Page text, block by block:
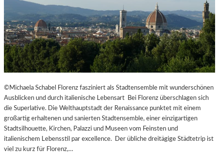
©Michaela Schabel Florenz fasziniert als Stadtensemble mit wunderschönen
Ausblicken und durch italienische Lebensart Bei Florenz überschlagen sich
die Superlative. Die Welthauptstadt der Renaissance punktet mit einem
großartig erhaltenen und sanierten Stadtensemble, einer einzigartigen
Stadtsilhouette, Kirchen, Palazzi und Museen vom Feinsten und
italienischem Lebensstil par excellence. Der übliche dreitägige Städtetrip ist
viel zu kurz für Florenz,…